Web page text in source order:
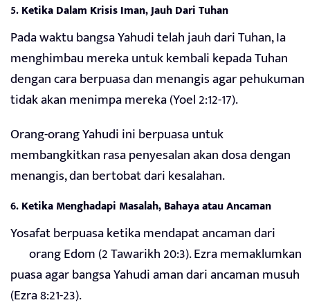
5.Ketika Dalam Krisis Iman, Jauh Dari Tuhan
Pada waktu bangsa Yahudi telah jauh dari Tuhan, Ia
menghimbau mereka untuk kembali kepada Tuhan
dengan cara berpuasa dan menangis agar pehukuman
tidak akan menimpa mereka (Yoel 2:12-17).
Orang-orang Yahudi ini berpuasa untuk
membangkitkan rasa penyesalan akan dosa dengan
menangis, dan bertobat dari kesalahan.
6.Ketika Menghadapi Masalah, Bahaya atau Ancaman
Yosafat berpuasa ketika mendapat ancaman dari
¬orang Edom (2 Tawarikh 20:3). Ezra memaklumkan
puasa agar bangsa Yahudi aman dari ancaman musuh
(Ezra 8:21-23).